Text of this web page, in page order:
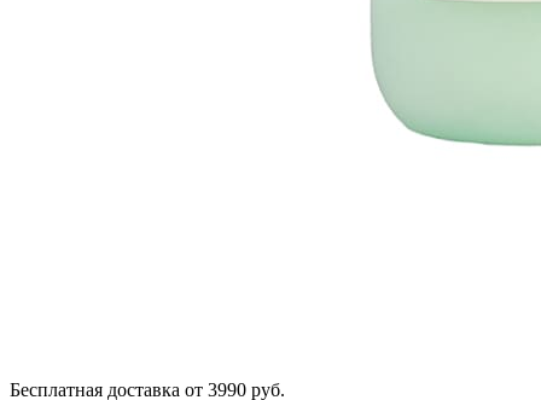
Бесплатная доставка от 3990 руб.